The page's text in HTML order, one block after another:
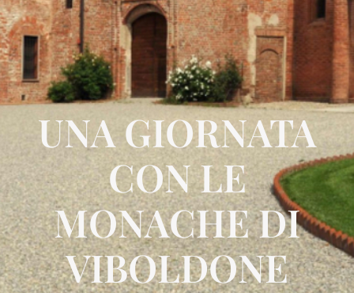
UNA GIORNATA
CON LE
MONACHE DI
VIBOLDONE